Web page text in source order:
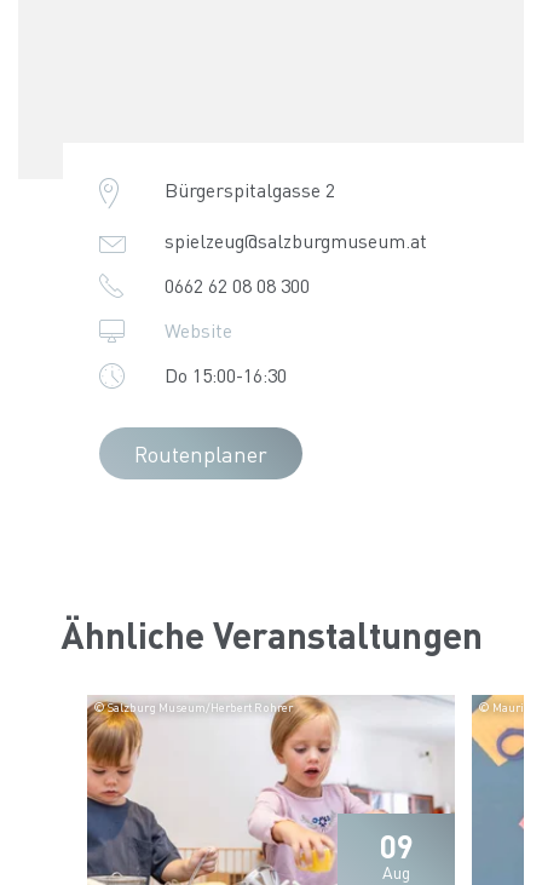
Bürgerspitalgasse 2
spielzeug@salzburgmuseum.at
0662 62 08 08 300
Website
Do 15:00-16:30
Routenplaner
Ähnliche Veranstaltungen
09
Aug
© Salzburg Museum/Herbert Rohrer © Maurice